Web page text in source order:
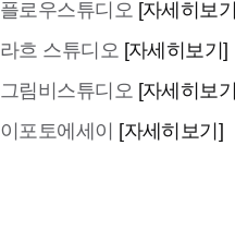
플로우스튜디오 [자세히보
라흐 스튜디오 [자세히보기]
그림비스튜디오 [자세히보
이포토에세이 [자세히보기]